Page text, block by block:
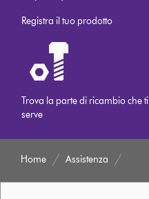
Registra il tuo prodotto
Trova la parte di ricambio che ti
serve
Home Assistenza